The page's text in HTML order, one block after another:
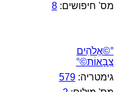
מס' חיפושים:8
°©אֱלֹהִים
צְבָאוֹת©°
גימטריה:579